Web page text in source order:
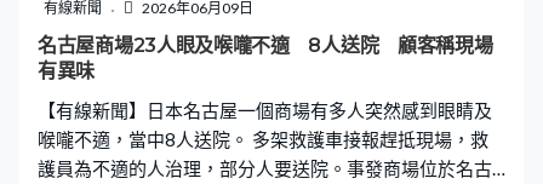
有線新聞 2026年06月09日
名古屋商場23人眼及喉嚨不適 8人送院 顧客稱現場
有異味
【有線新聞】日本名古屋一個商場有多人突然感到眼睛及
喉嚨不適，當中8人送院。 多架救護車接報趕抵現場，救
護員為不適的人治理，部分人要送院。事發商場位於名古